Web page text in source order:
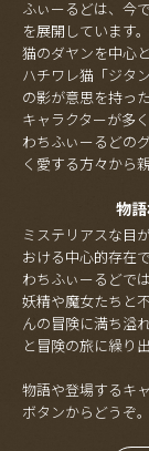
ふぃーるどは、今
を展開しています。
猫のダヤンを中心
ハチワレ猫「ジタ
の影が意思を持っ
キャラクターが多
わちふぃーるどの
く愛する方々から
物
ミステリアスな目
おける中心的存在
わちふぃーるどで
妖精や魔女たちと
んの冒険に満ち溢
と冒険の旅に繰り
物語や登場するキ
ボタンからどうぞ。